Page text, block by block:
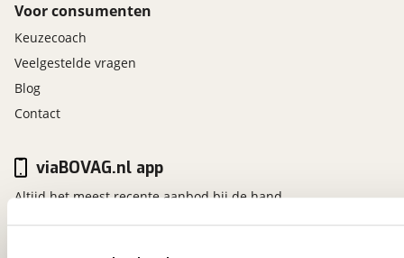
Voor consumenten
Keuzecoach
Veelgestelde vragen
Blog
Contact
viaBOVAG.nl app
Altijd het meest recente aanbod bij de hand.